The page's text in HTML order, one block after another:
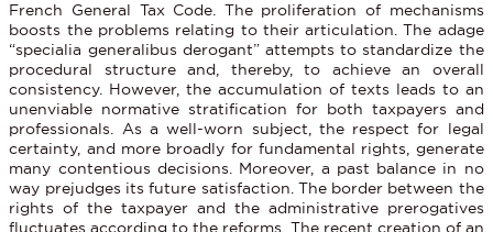
French General Tax Code. The proliferation of mechanisms
boosts the problems relating to their articulation. The adage
“specialia generalibus derogant” attempts to standardize the
procedural structure and, thereby, to achieve an overall
consistency. However, the accumulation of texts leads to an
unenviable normative stratification for both taxpayers and
professionals. As a well-worn subject, the respect for legal
certainty, and more broadly for fundamental rights, generate
many contentious decisions. Moreover, a past balance in no
way prejudges its future satisfaction. The border between the
rights of the taxpayer and the administrative prerogatives
fluctuates according to the reforms. The recent creation of an